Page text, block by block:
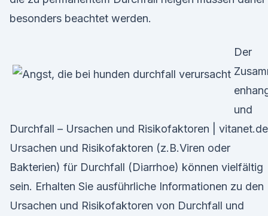
besonders beachtet werden.
Der
und
Durchfall – Ursachen und Risikofaktoren | vitanet.de
Ursachen und Risikofaktoren (z.B.Viren oder
Bakterien) für Durchfall (Diarrhoe) können vielfältig
sein. Erhalten Sie ausführliche Informationen zu den
Ursachen und Risikofaktoren von Durchfall und